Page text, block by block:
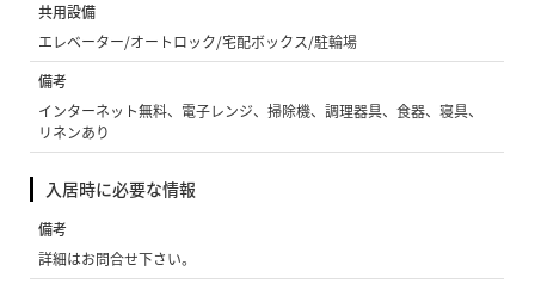
共用設備
エレベーター/オートロック/宅配ボックス/駐輪場
備考
インターネット無料、電子レンジ、掃除機、調理器具、食器、寝具、
リネンあり
入居時に必要な情報
備考
詳細はお問合せ下さい。